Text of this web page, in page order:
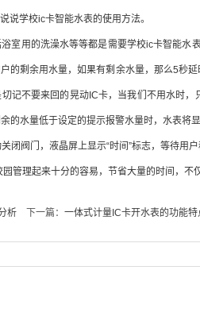
说学校ic卡智能水表的使用方法。
室用的洗澡水等等都是需要学校ic卡智能水
的剩余用水量，如果有剩余水量，那么5秒
记不要来回的晃动IC卡，当我们不用水时
的水量低于设定的提示报警水量时，水表将
闭阀门，液晶屏上显示“时间”标志，等待用
管理起来十分的容易，节省大量的时间，不
析 下一篇： 一体式计量IC卡开水表的功能特